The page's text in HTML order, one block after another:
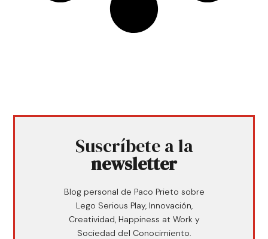
Suscríbete a la
newsletter
Blog personal de Paco Prieto sobre
Lego Serious Play, Innovación,
Creatividad, Happiness at Work y
Sociedad del Conocimiento.